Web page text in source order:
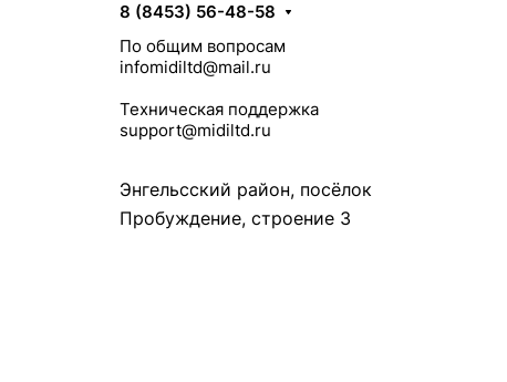
8 (8453) 56-48-58
По общим вопросам
infomidiltd@mail.ru
Техническая поддержка
support@midiltd.ru
Энгельсский район, посёлок
Пробуждение, строение 3